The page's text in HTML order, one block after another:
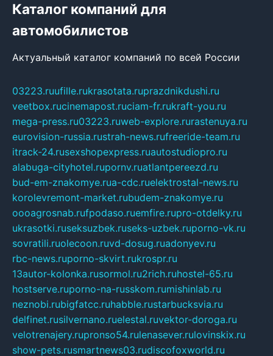
Каталог компаний для
автомобилистов
Актуальный каталог компаний по всей России
03223.ruufille.rukrasotata.ruprazdnikdushi.ru
veetbox.rucinemapost.ruciam-fr.rukraft-you.ru
mega-press.ru03223.ruweb-explore.rurastenuya.ru
eurovision-russia.rustrah-news.rufreeride-team.ru
itrack-24.rusexshopexpress.ruautostudiopro.ru
alabuga-cityhotel.rupornv.ruatlantpereezd.ru
bud-em-znakomye.rua-cdc.ruelektrostal-news.ru
korolevremont-market.rubudem-znakomye.ru
oooagrosnab.rufpodaso.ruemfire.rupro-otdelky.ru
ukrasotki.ruseksuzbek.ruseks-uzbek.ruporno-vk.ru
sovratili.ruolecoon.ruvd-dosug.ruadonyev.ru
rbc-news.ruporno-skvirt.rukrospr.ru
13autor-kolonka.rusormol.ru2rich.ruhostel-65.ru
hostserve.ruporno-na-russkom.rumishinlab.ru
neznobi.rubigfatcc.ruhabble.rustarbucksvia.ru
delfinet.rusilvernano.ruelestal.ruvektor-doroga.ru
velotrenajery.rupronso54.rulenasever.rulovinskix.ru
show-pets.rusmartnews03.rudiscofoxworld.ru